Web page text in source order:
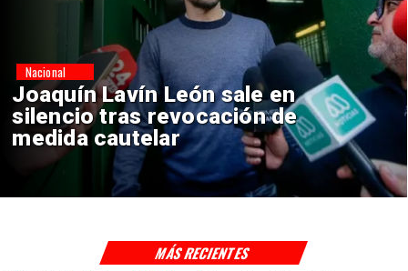
Chile y Venezuela formalizan
reinicio de relaciones
consulares
Nacional
MÁS RECIENTES